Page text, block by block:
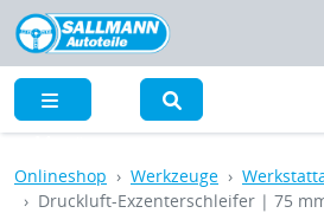
Onlineshop Werkzeuge
Druckluft-Exzenterschleifer | 75